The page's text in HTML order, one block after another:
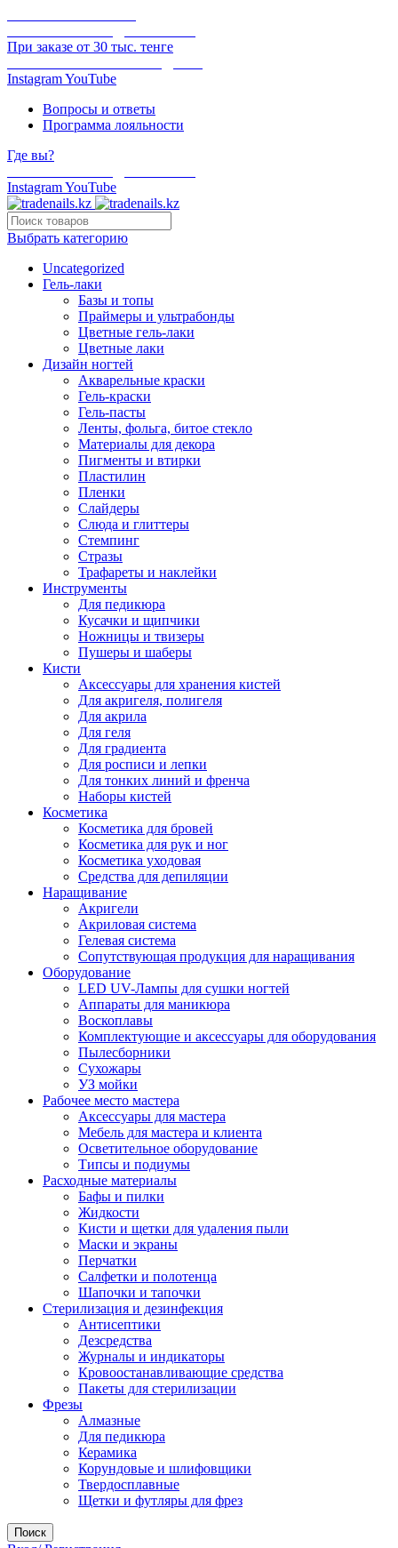
При заказе от 30 тыс. тенге
InstagramYouTube
Вопросы и ответы
Программа лояльности
Где вы?
InstagramYouTube
Выбрать категорию
Uncategorized
Гель-лаки
Базы и топы
Праймеры и ультрабонды
Цветные гель-лаки
Цветные лаки
Дизайн ногтей
Акварельные краски
Гель-краски
Гель-пасты
Ленты, фольга, битое стекло
Материалы для декора
Пигменты и втирки
Пластилин
Пленки
Слайдеры
Слюда и глиттеры
Стемпинг
Стразы
Трафареты и наклейки
Инструменты
Для педикюра
Кусачки и щипчики
Ножницы и твизеры
Пушеры и шаберы
Кисти
Аксессуары для хранения кистей
Для акригеля, полигеля
Для акрила
Для геля
Для градиента
Для росписи и лепки
Для тонких линий и френча
Наборы кистей
Косметика
Косметика для бровей
Косметика для рук и ног
Косметика уходовая
Средства для депиляции
Наращивание
Акригели
Акриловая система
Гелевая система
Сопутствующая продукция для наращивания
Оборудование
LED UV-Лампы для сушки ногтей
Аппараты для маникюра
Воскоплавы
Комплектующие и аксессуары для оборудования
Пылесборники
Сухожары
УЗ мойки
Рабочее место мастера
Аксессуары для мастера
Мебель для мастера и клиента
Осветительное оборудование
Типсы и подиумы
Расходные материалы
Бафы и пилки
Жидкости
Кисти и щетки для удаления пыли
Маски и экраны
Перчатки
Салфетки и полотенца
Шапочки и тапочки
Стерилизация и дезинфекция
Антисептики
Дезсредства
Журналы и индикаторы
Кровоостанавливающие средства
Пакеты для стерилизации
Фрезы
Алмазные
Для педикюра
Керамика
Корундовые и шлифовщики
Твердосплавные
Щетки и футляры для фрез
Поиск